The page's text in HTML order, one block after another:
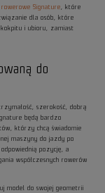
rowerowe Signature, które
dla osób, które
i ubioru, zamiast
do
szerokość, dobrą
będą bardzo
którzy chcą świadomie
maszyny do jazdy po
pozycję, a
współczesnych rowerów
model do swojej geometrii